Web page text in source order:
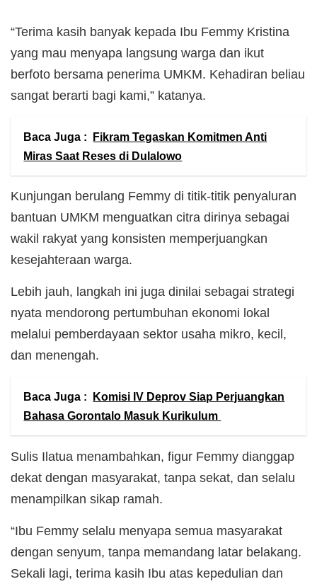
“Terima kasih banyak kepada Ibu Femmy Kristina
yang mau menyapa langsung warga dan ikut
berfoto bersama penerima UMKM. Kehadiran beliau
sangat berarti bagi kami,” katanya.
Baca Juga :
Fikram Tegaskan Komitmen Anti
Miras Saat Reses di Dulalowo
Kunjungan berulang Femmy di titik-titik penyaluran
bantuan UMKM menguatkan citra dirinya sebagai
wakil rakyat yang konsisten memperjuangkan
kesejahteraan warga.
Lebih jauh, langkah ini juga dinilai sebagai strategi
nyata mendorong pertumbuhan ekonomi lokal
melalui pemberdayaan sektor usaha mikro, kecil,
dan menengah.
Baca Juga :
Komisi IV Deprov Siap Perjuangkan
Bahasa Gorontalo Masuk Kurikulum
Sulis Ilatua menambahkan, figur Femmy dianggap
dekat dengan masyarakat, tanpa sekat, dan selalu
menampilkan sikap ramah.
“Ibu Femmy selalu menyapa semua masyarakat
dengan senyum, tanpa memandang latar belakang.
Sekali lagi, terima kasih Ibu atas kepedulian dan